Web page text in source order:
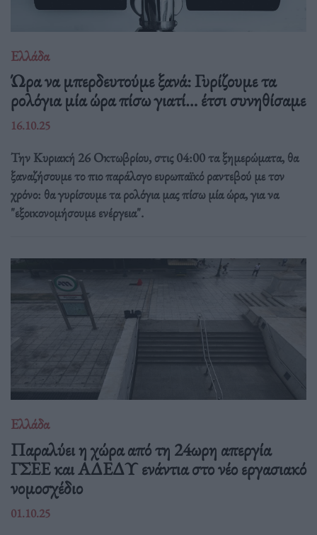
Ελλάδα
Ώρα να μπερδευτούμε ξανά: Γυρίζουμε τα
ρολόγια μία ώρα πίσω γιατί… έτσι συνηθίσαμε
16.10.25
Την Κυριακή 26 Οκτωβρίου, στις 04:00 τα ξημερώματα, θα
ξαναζήσουμε το πιο παράλογο ευρωπαϊκό ραντεβού με τον
χρόνο: θα γυρίσουμε τα ρολόγια μας πίσω μία ώρα, για να
"εξοικονομήσουμε ενέργεια".
Ελλάδα
Παραλύει η χώρα από τη 24ωρη απεργία
ΓΣΕΕ και ΑΔΕΔΥ ενάντια στο νέο εργασιακό
νομοσχέδιο
01.10.25